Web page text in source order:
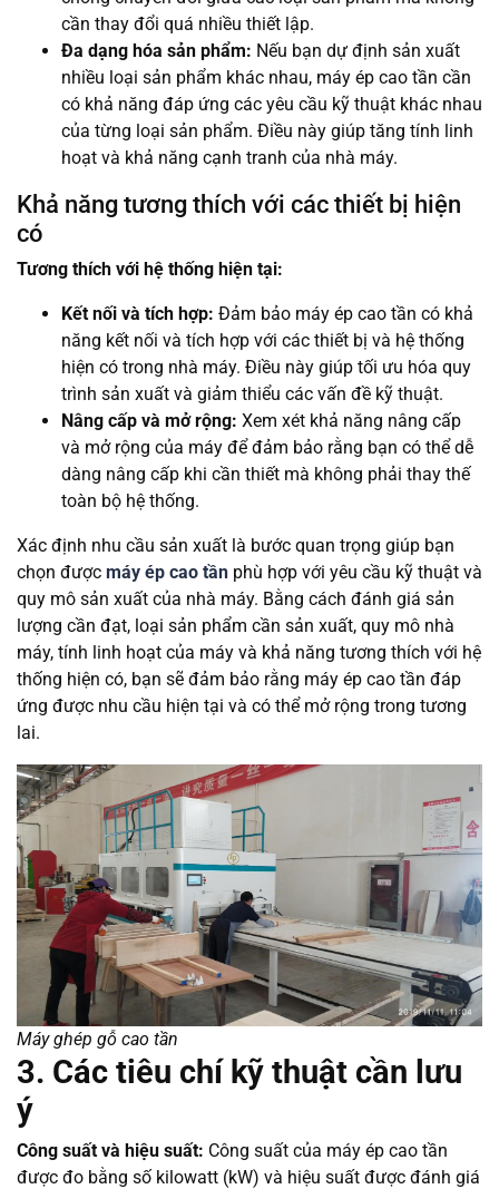
cần thay đổi quá nhiều thiết lập.
Đa dạng hóa sản phẩm: Nếu bạn dự định sản xuất
nhiều loại sản phẩm khác nhau, máy ép cao tần cần
có khả năng đáp ứng các yêu cầu kỹ thuật khác nhau
của từng loại sản phẩm. Điều này giúp tăng tính linh
hoạt và khả năng cạnh tranh của nhà máy.
Khả năng tương thích với các thiết bị hiện
có
Tương thích với hệ thống hiện tại:
Kết nối và tích hợp: Đảm bảo máy ép cao tần có khả
năng kết nối và tích hợp với các thiết bị và hệ thống
hiện có trong nhà máy. Điều này giúp tối ưu hóa quy
trình sản xuất và giảm thiểu các vấn đề kỹ thuật.
Nâng cấp và mở rộng: Xem xét khả năng nâng cấp
và mở rộng của máy để đảm bảo rằng bạn có thể dễ
dàng nâng cấp khi cần thiết mà không phải thay thế
toàn bộ hệ thống.
Xác định nhu cầu sản xuất là bước quan trọng giúp bạn
chọn được máy ép cao tần phù hợp với yêu cầu kỹ thuật và
quy mô sản xuất của nhà máy. Bằng cách đánh giá sản
lượng cần đạt, loại sản phẩm cần sản xuất, quy mô nhà
máy, tính linh hoạt của máy và khả năng tương thích với hệ
thống hiện có, bạn sẽ đảm bảo rằng máy ép cao tần đáp
ứng được nhu cầu hiện tại và có thể mở rộng trong tương
lai.
Máy ghép gỗ cao tần
3. Các tiêu chí kỹ thuật cần lưu
ý
Công suất và hiệu suất: Công suất của máy ép cao tần
được đo bằng số kilowatt (kW) và hiệu suất được đánh giá